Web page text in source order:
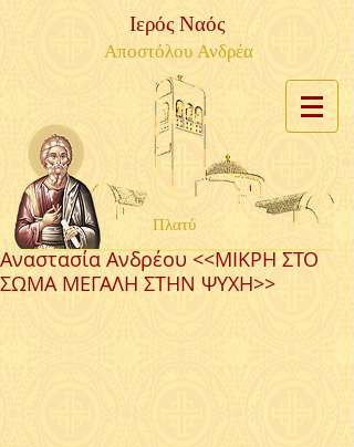
Ιερός Ναός
Αποστόλου Ανδρέα
Πλατύ
Αναστασία Ανδρέου <<ΜΙΚΡΗ ΣΤΟ
ΣΩΜΑ ΜΕΓΑΛΗ ΣΤΗΝ ΨΥΧΗ>>